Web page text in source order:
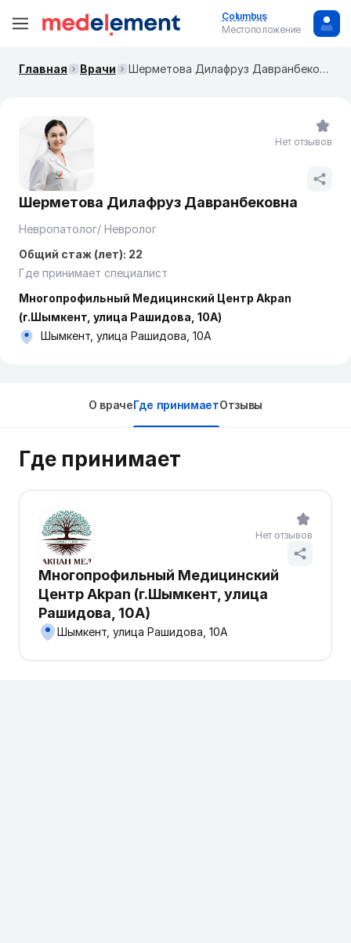
Columbus
Местоположение
Главная Врачи Шерметова Дилафруз Давранбековна
Шерметова Дилафруз Давранбековна
Невропатолог/ Невролог
Общий стаж (лет): 22
Где принимает специалист
Многопрофильный Медицинский Центр Akpan
(г.Шымкент, улица Рашидова, 10А)
Шымкент, улица Рашидова, 10А
Нет отзывов
О врачеГде принимаетОтзывы
Где принимает
Многопрофильный Медицинский
Центр Akpan (г.Шымкент, улица
Рашидова, 10А)
Шымкент, улица Рашидова, 10А
Нет отзывов